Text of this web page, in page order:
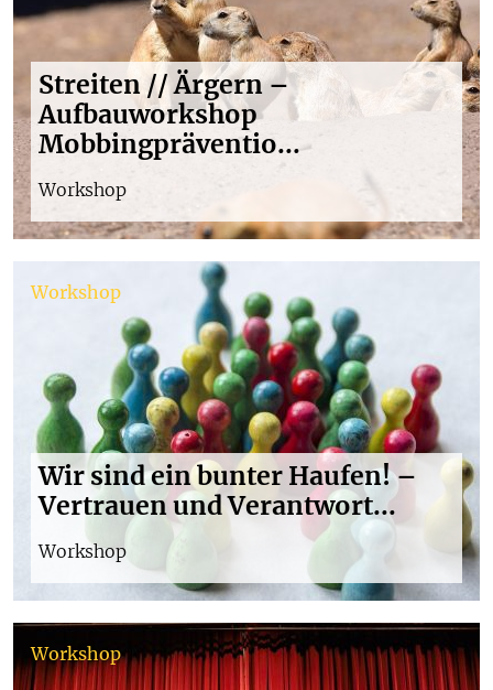
Streiten // Ärgern –
Aufbauworkshop
Mobbingpräventio...
Workshop
Workshop
Wir sind ein bunter Haufen! –
Vertrauen und Verantwort...
Workshop
Workshop